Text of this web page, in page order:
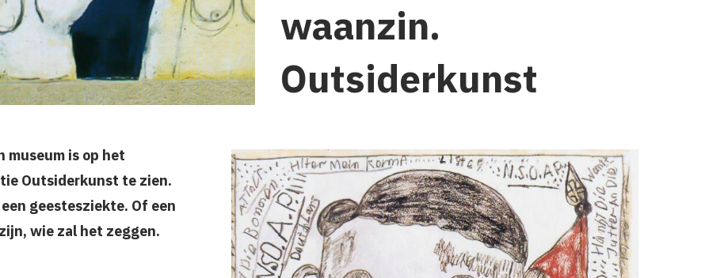
waanzin.
Outsiderkunst
museum is op het
Outsiderkunst te zien.
geestesziekte. Of een
wie zal het zeggen.